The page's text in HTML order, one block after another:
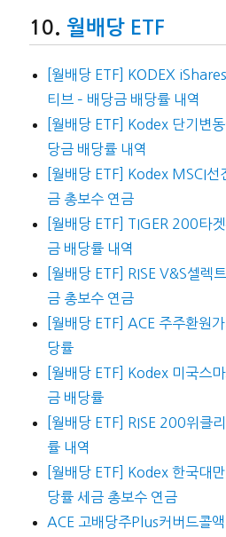
월배당 ETF
[월배당 ETF] KODEX
티브 – 배당금 배당률 내역
[월배당 ETF] Kodex 단기변
당금 배당률 내역
[월배당 ETF] Kodex MSCI선
금 총보수 연금
[월배당 ETF] TIGER 200타
금 배당률 내역
[월배당 ETF] RISE V&S셀렉
금 총보수 연금
[월배당 ETF] ACE 주주환원
당률
[월배당 ETF] Kodex 미국스
금 배당률
[월배당 ETF] RISE 200위클
률 내역
[월배당 ETF] Kodex 한국대
당률 세금 총보수 연금
ACE 고배당주Plus커버드콜